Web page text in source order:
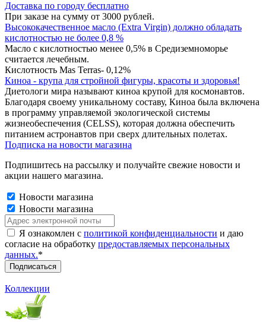
Доставка по городу бесплатно
При заказе на сумму от 3000 рублей.
Высококачественное масло (Extra Virgin) должно обладать
кислотностью не более 0,8 %
Масло с кислотностью менее 0,5% в Средиземноморье
считается лечебным.
Кислотность Mas Terras- 0,12%
Киноа - крупа для стройной фигуры, красоты и здоровья!
Диетологи мира называют киноа крупой для космонавтов.
Благодаря своему уникальному составу, Киноа была включена
в программу управляемой экологической системы
жизнеобеспечения (CELSS), которая должна обеспечить
питанием астронавтов при сверх длительных полетах.
Подписка на новости магазина
Подпишитесь на рассылку и получайте свежие новости и
акции нашего магазина.
Новости магазина
Новости магазина
Я ознакомлен с политикой конфиденциальности и даю
согласие на обработку предоставляемых персональных
данных.*
Коллекции